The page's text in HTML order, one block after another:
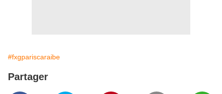
#fxgpariscaraibe
Partager